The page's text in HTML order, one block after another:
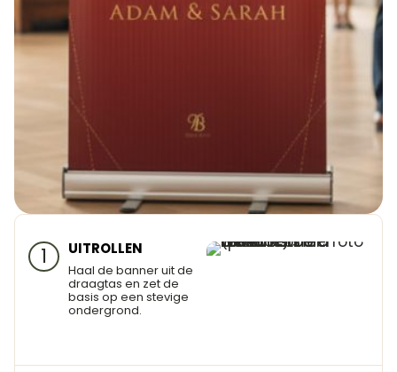
1 UITROLLEN
Haal de banner uit de
draagtas en zet de
basis op een stevige
ondergrond.